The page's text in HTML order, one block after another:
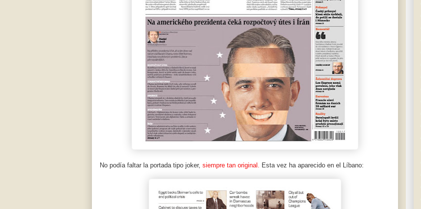
No podía faltar la portada tipo joker, siempre tan original. Esta vez ha aparecido en el Líbano: